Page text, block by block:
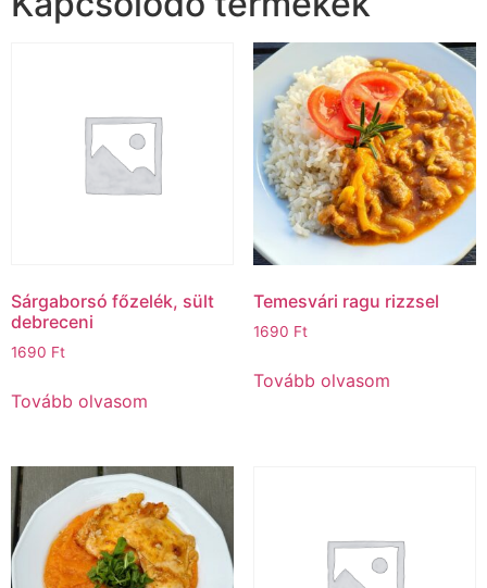
Sárgaborsó főzelék, sült
debreceni
1690 Ft
Tovább olvasom
Temesvári ragu rizzsel
1690 Ft
Tovább olvasom